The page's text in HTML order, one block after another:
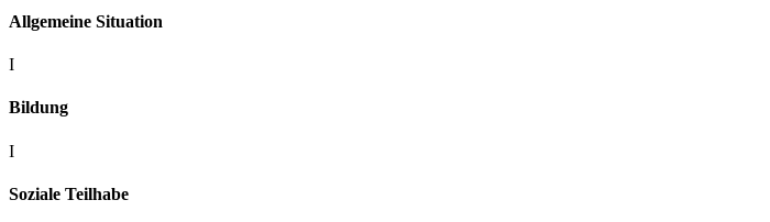
Allgemeine Situation
I
Bildung
I
Soziale Teilhabe